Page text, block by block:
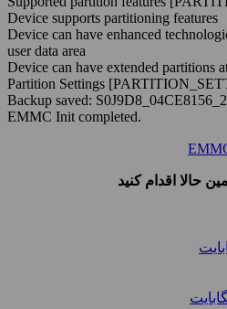
Device supports partitioning features
Device can have enhanced
user data area
Device can have extended partitions
Partition Settings
Backup saved:
EMMC Init completed.
حالا اقدام کنید